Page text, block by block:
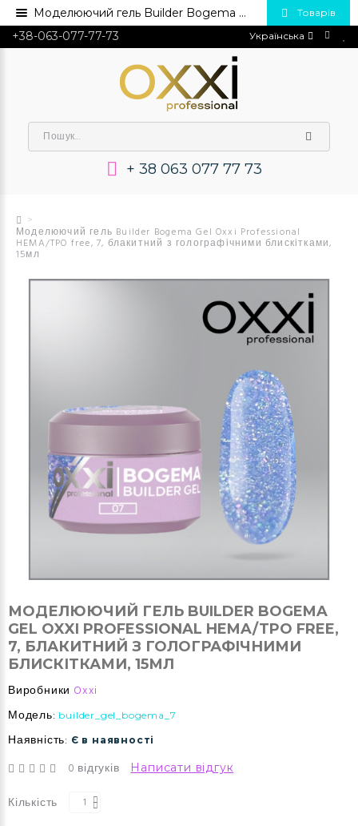
+38-063-077-77-73 Українська
+ 38 063 077 77 73
Товарів
Моделюючий гель Builder Bogema Gel Oxxi Professional
HEMA/TPO free, 7, блакитний з голографічними блискітками,
15мл
МОДЕЛЮЮЧИЙ ГЕЛЬ BUILDER BOGEMA
GEL OXXI PROFESSIONAL HEMA/TPO FREE,
7, БЛАКИТНИЙ З ГОЛОГРАФІЧНИМИ
БЛИСКІТКАМИ, 15МЛ
Виробники Oxxi
Модель: builder_gel_bogema_7
Наявність: Є в наявності
0 відгуків Написати відгук
Кількість
Моделюючий гель Builder Bogema Gel Oxxi Professional HEMA/TPO free, 7, блакитний з голографічними блискітками, 15мл💅 Купити в Україні опт та роздріб